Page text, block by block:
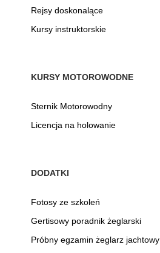
Rejsy doskonalące
Kursy instruktorskie
KURSY MOTOROWODNE
Sternik Motorowodny
Licencja na holowanie
DODATKI
Fotosy ze szkoleń
Gertisowy poradnik żeglarski
Próbny egzamin żeglarz jachtowy